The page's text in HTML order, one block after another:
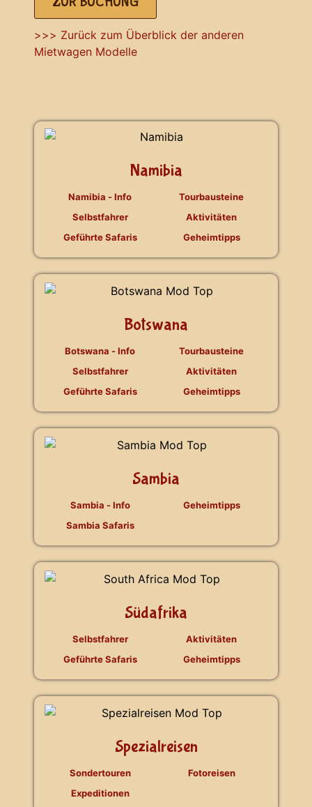
>>> Zurück zum Überblick der anderen
Mietwagen Modelle
Namibia
Namibia - Info
Selbstfahrer
Geführte Safaris
Tourbausteine
Aktivitäten
Geheimtipps
Botswana
Botswana - Info
Selbstfahrer
Geführte Safaris
Tourbausteine
Aktivitäten
Geheimtipps
Sambia
Sambia - Info
Sambia Safaris
Geheimtipps
Südafrika
Selbstfahrer
Geführte Safaris
Aktivitäten
Geheimtipps
Spezialreisen
Sondertouren
Expeditionen
Fotoreisen